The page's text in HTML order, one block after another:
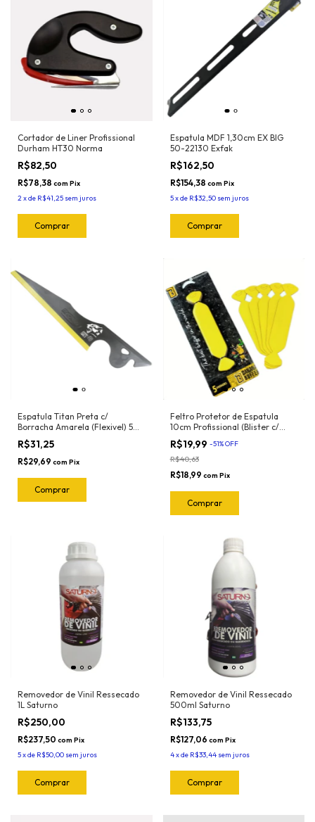
Cortador de Liner Profissional
Durham HT30 Norma
R$82,50
R$78,38 com Pix
2xde R$41,25 sem juros
Espatula MDF 1,30cm EX BIG
50-22130 Exfak
R$162,50
R$154,38 com Pix
5xde R$32,50 sem juros
Espatula Titan Preta c/
Borracha Amarela (Flexivel) 50-
2044 Exfak
R$31,25
R$29,69 com Pix
Feltro Protetor de Espatula
10cm Profissional (Blister c/
5und) Banana Buffer
R$19,99 -51%OFF
R$40,63
R$18,99 com Pix
Removedor de Vinil Ressecado
1L Saturno
R$250,00
R$237,50 com Pix
5xde R$50,00 sem juros
Removedor de Vinil Ressecado
500ml Saturno
R$133,75
R$127,06 com Pix
4xde R$33,44 sem juros